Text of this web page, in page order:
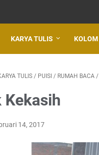
KARYA TULIS KOLOM
TULIS / PUISI / RUMAH BACA /
Kekasih
14, 2017